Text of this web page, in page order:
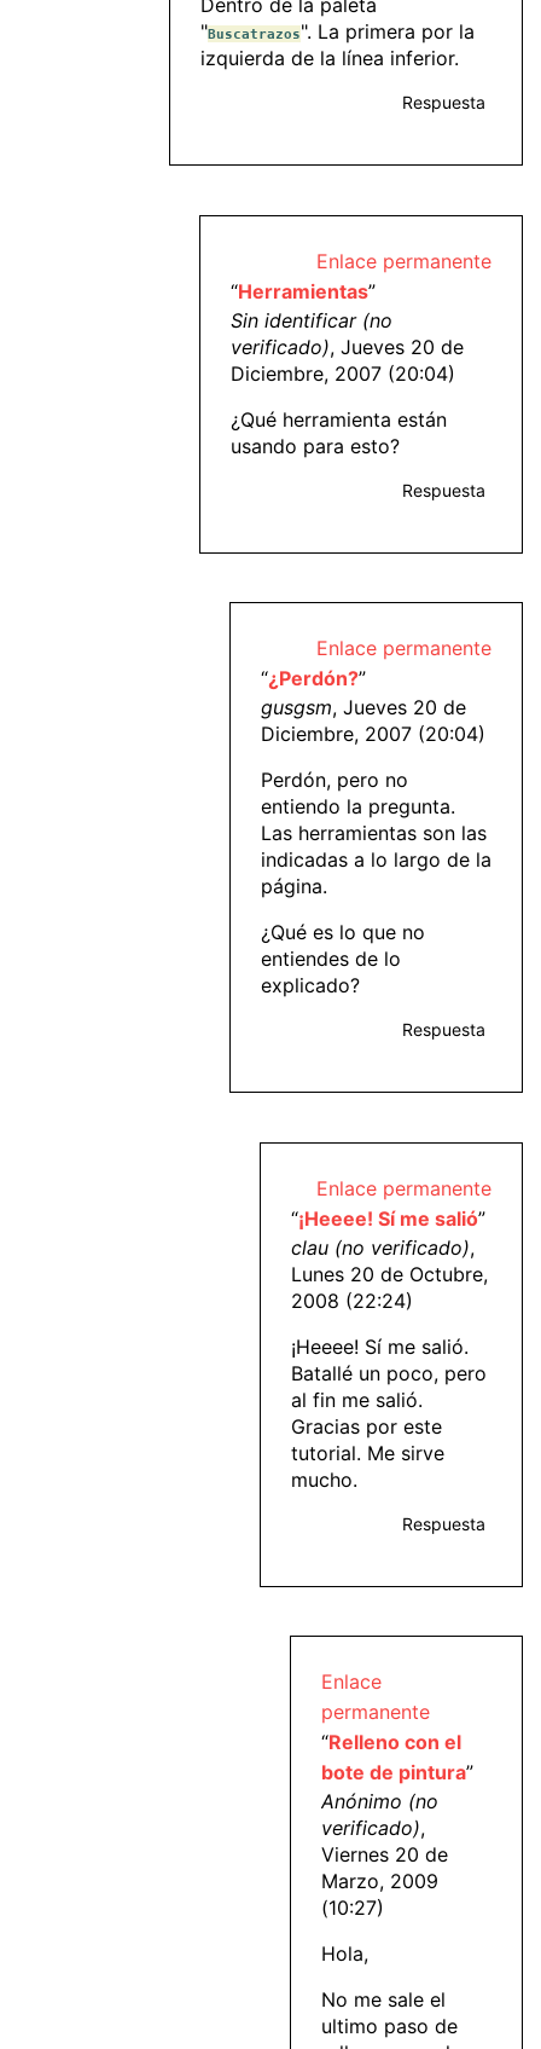
Dentro de la paleta
"Buscatrazos". La primera por la
izquierda de la línea inferior.
Respuesta
Enlace permanente
“Herramientas”
Sin identificar (no
verificado), Jueves 20 de
Diciembre, 2007 (20:04)
¿Qué herramienta están
usando para esto?
Respuesta
Enlace permanente
“¿Perdón?”
gusgsm, Jueves 20 de
Diciembre, 2007 (20:04)
Perdón, pero no
entiendo la pregunta.
Las herramientas son las
indicadas a lo largo de la
página.
¿Qué es lo que no
entiendes de lo
explicado?
Respuesta
Enlace permanente
“¡Heeee! Sí me salió”
clau (no verificado),
Lunes 20 de Octubre,
2008 (22:24)
¡Heeee! Sí me salió.
Batallé un poco, pero
al fin me salió.
Gracias por este
tutorial. Me sirve
mucho.
Respuesta
Enlace
permanente
“Relleno con el
bote de pintura”
Anónimo (no
verificado),
Viernes 20 de
Marzo, 2009
(10:27)
Hola,
No me sale el
ultimo paso de